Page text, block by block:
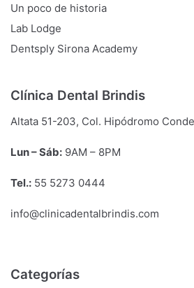
Un poco de historia
Lab Lodge
Dentsply Sirona Academy
Clínica Dental Brindis
Altata 51-203, Col. Hipódromo
Lun – Sáb: 9AM – 8PM
Tel.: 55 5273 0444
info@clinicadentalbrindis.com
Categorías